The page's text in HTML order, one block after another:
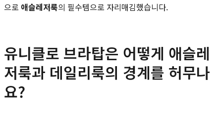
으로 애슬레저룩의 필수템으로 자리매김했습니다.
유니클로 브라탑은 어떻게 애슬레
저룩과 데일리룩의 경계를 허무나
요?